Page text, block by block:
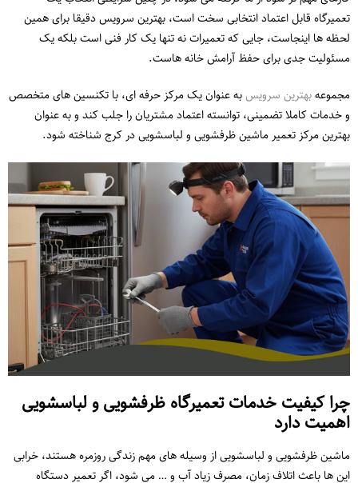
تعمیرگاه قابل اعتماد انتخابی سخت است، بهترین سرویس دقیقا برای همین
لحظه ها اینجاست، جایی که تعمیرات نه تنها یک کار فنی است بلکه یک
مسئولیت جدی برای حفظ آرامش خانه هاست.
مجموعهبهترین سرویسبه عنوان یک مرکز حرفه ای، با تکنسین های متخصص
و خدمات کاملا تضمینی، توانسته اعتماد مشتریان را جلب کند و به عنوان
بهترین مرکز تعمیر ماشین ظرفشویی و لباسشویی در کرج شناخته شود.
چرا کیفیت خدمات تعمیرگاه ظرفشویی و لباسشویی
اهمیت دارد
ماشین ظرفشویی و لباسشویی از وسیله های مهم زندگی روزمره هستند، خرابی
این ها باعث اتلاف زمان، مصرف زیاد آب و … می شود، اگر تعمیر دستگاه